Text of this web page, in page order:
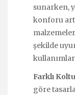
sunarken,
konforu
şekilde
Farklı
göre